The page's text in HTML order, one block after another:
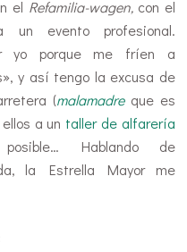
el Refamilia-wagen,con el
un evento profesional.
yo porque me fríen a
y así tengo la excusa de
(malamadreque es
a un taller de alfarería
Hablando de
la Estrella Mayor me